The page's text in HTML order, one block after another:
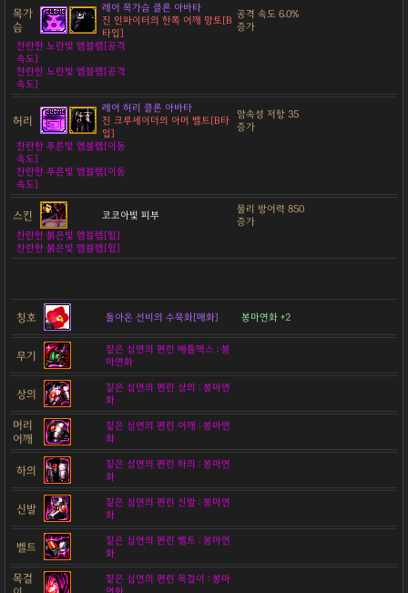
목가
슴
레어 목가슴 클론 아바타
진 인파이터의 한쪽 어깨 망토[B
타입]
공격 속도 6.0%
증가
찬란한 노란빛 엠블렘[공격
속도]
찬란한 노란빛 엠블렘[공격
속도]
허리
레어 허리 클론 아바타
진 크루세이더의 아머 벨트[B타
입]
암속성 저항 35
증가
찬란한 푸른빛 엠블렘[이동
속도]
찬란한 푸른빛 엠블렘[이동
속도]
스킨 코코아빛 피부
물리 방어력 850
증가
찬란한 붉은빛 엠블렘[힘]
찬란한 붉은빛 엠블렘[힘]
칭호 돌아온 선비의 수묵화[매화] 봉마연화 +2
무기
짙은 심연의 편린 배틀액스 : 봉
마연화
상의
짙은 심연의 편린 상의 : 봉마연
화
머리
어깨
짙은 심연의 편린 어깨 : 봉마연
화
하의
짙은 심연의 편린 하의 : 봉마연
화
신발
짙은 심연의 편린 신발 : 봉마연
화
벨트
짙은 심연의 편린 벨트 : 봉마연
화
목걸
짙은 심연의 편린 목걸이 : 봉마